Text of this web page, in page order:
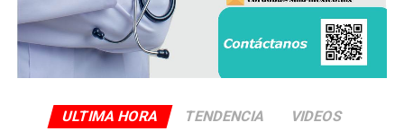
La unidad involucrada fue asegurada y puesta a
disposición de la autoridad ministerial, que integró la
carpeta de investigación correspondiente para localizar
al conductor y determinar su responsabilidad en el
ULTIMA HORA TENDENCIA VIDEOS